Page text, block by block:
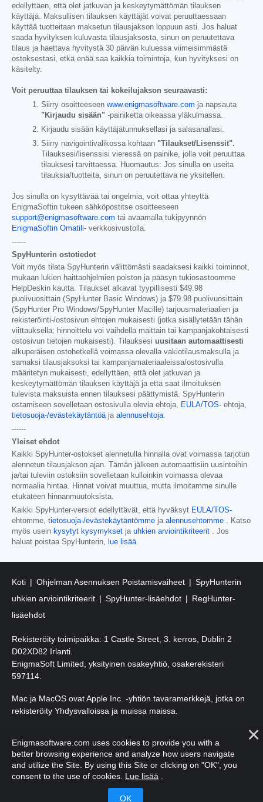
edellyttäen, että olet jatkuvan ja keskeytymättömän tilauksen
käyttäjä. Maksullisen tilauksen käyttäjät voivat peruuttaessaan
käyttää tuotteitaan maksetun tilausjakson loppuun asti. Jos haluat
saada hyvityksen kuluvasta tilausjaksosta, sinun on peruutettava
tilaus ja haettava hyvitystä 30 päivän kuluessa viimeisimmästä
ostoksestasi, etkä enää saa kaikkia toimintoja, kun hyvityksesi on
käsitelty.
Voit peruuttaa tilauksen tai kokeilujakson seuraavasti:
Siirry osoitteeseen www.enigmasoftware.com ja napsauta
"Kirjaudu sisään" -painiketta oikeassa yläkulmassa.
Kirjaudu sisään käyttäjätunnuksellasi ja salasanallasi.
Siirry navigointivalikossa kohtaan "Tilaukset/Lisenssit".
Tilauksesi/lisenssisi vieressä on painike, jolla voit peruuttaa
tilauksesi tarvittaessa. Huomautus: Jos sinulla on useita
tilauksia/tuotteita, sinun on peruutettava ne yksitellen.
Jos sinulla on kysyttävää tai ongelmia, voit ottaa yhteyttä
EnigmaSoftin tukeen sähköpostitse osoitteeseen
support@enigmasoftware.com tai avaamalla tukipyynnön
EnigmaSoftin Omatili- verkkosivustolla.
------
SpyHunterin ostotiedot
Voit myös tilata SpyHunterin välittömästi saadaksesi kaikki toiminnot,
mukaan lukien haittaohjelmien poiston ja pääsyn tukiosastoomme
HelpDeskin kautta. Tilaukset alkavat tyypillisesti $49.98
puolivuosittain (SpyHunter Basic Windows) ja $79.98 puolivuosittain
(SpyHunter Pro Windows/SpyHunter Macille) tarjousmateriaalien ja
rekisteröinti-/ostosivun ehtojen mukaisesti (jotka sisällytetään tähän
viittauksella; hinnoittelu voi vaihdella maittain tai kampanjakohtaisesti
ostosivun tietojen mukaisesti). Tilauksesi uusitaan automaattisesti
alkuperäisen ostohetkellä voimassa olevalla vakiotilausmaksulla ja
samaksi tilausjaksoksi tai kampanjamateriaaleissa/ostosivulla
määritetyn mukaisesti, edellyttäen, että olet jatkuvan ja
keskeytymättömän tilauksen käyttäjä ja että saat ilmoituksen
tulevista maksuista ennen tilauksesi päättymistä. SpyHunterin
ostamiseen sovelletaan ostosivulla olevia ehtoja, EULA/TOS- ehtoja,
tietosuoja-/evästekäytäntöäja alennusehtoja.
------
Yleiset ehdot
Kaikki SpyHunter-ostokset alennetulla hinnalla ovat voimassa tarjotun
alennetun tilausjakson ajan. Tämän jälkeen automaattisiin uusintoihin
ja/tai tuleviin ostoksiin sovelletaan kulloinkin voimassa olevaa
normaalia hintaa. Hinnat voivat muuttua, mutta ilmoitamme sinulle
etukäteen hinnanmuutoksista.
Kaikki SpyHunter-versiot edellyttävät, että hyväksyt EULA/TOS-
ehtomme, tietosuoja-/evästekäytäntömme ja alennusehtomme . Katso
myös usein kysytyt kysymykset ja uhkien arviointikriteerit . Jos
haluat poistaa SpyHunterin, lue lisää.
Koti Ohjelman Asennuksen Poistamisvaiheet
SpyHunterin
uhkien arviointikriteerit
SpyHunter-lisäehdot
RegHunter-
lisäehdot
Rekisteröity toimipaikka: 1 Castle Street, 3. kerros, Dublin 2
D02XD82 Irlanti.
EnigmaSoft Limited, yksityinen osakeyhtiö, osakerekisteri
597114.
Mac ja MacOS ovat Apple Inc. -yhtiön tavaramerkkejä, jotka on
rekisteröity Yhdysvalloissa ja muissa maissa.
pidätetään.
Enigmasoftware.com uses cookies to provide you with a
better browsing experience and analyze how users navigate
and utilize the Site. By using this Site or clicking on "OK", you
consent to the use of cookies. Lue lisää